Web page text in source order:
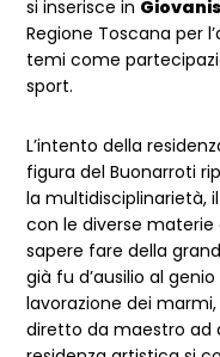
si inserisce in
Regione Toscana per
temi come
sport.
L’intento della
figura del Buonarroti
la multidisciplinarietà,
con le diverse
sapere fare della
già fu d’ausilio al
lavorazione dei
diretto da maestro ad